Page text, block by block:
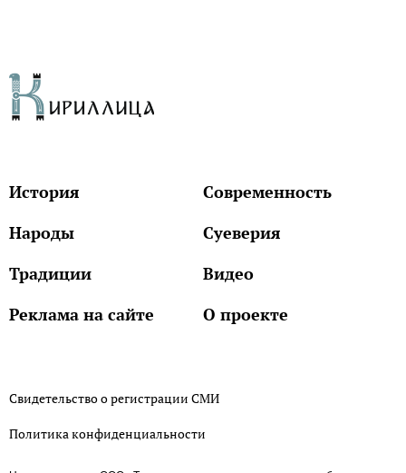
История
Современность
Народы
Суеверия
Традиции
Видео
Реклама на сайте
О проекте
Свидетельство о регистрации СМИ
Политика конфиденциальности